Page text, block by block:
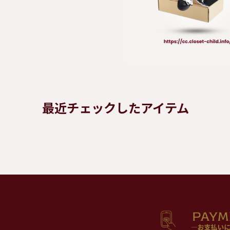
最近チェックしたアイテム